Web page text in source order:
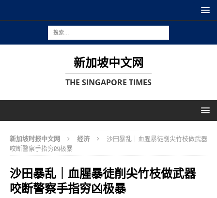
新加坡中文网
THE SINGAPORE TIMES
新加坡时报中文网 经济
沙田暴乱｜血腥暴徒削尖竹枝做武器
咬断警察手指穷凶极暴
沙田暴乱｜血腥暴徒削尖竹枝做武器
咬断警察手指穷凶极暴